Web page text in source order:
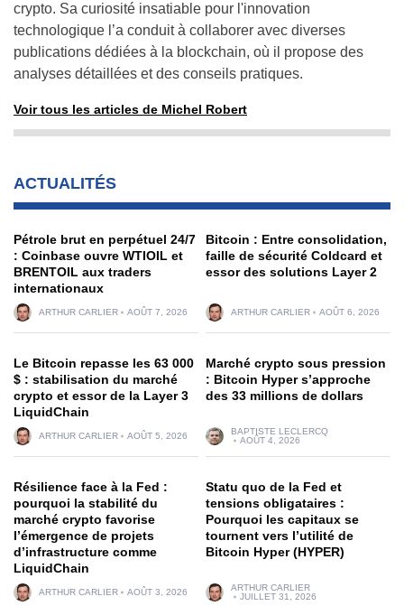
crypto. Sa curiosité insatiable pour l'innovation
technologique l’a conduit à collaborer avec diverses
publications dédiées à la blockchain, où il propose des
analyses détaillées et des conseils pratiques.
Voir tous les articles de Michel Robert
ACTUALITÉS
Pétrole brut en perpétuel 24/7
: Coinbase ouvre WTIOIL et
BRENTOIL aux traders
internationaux
ARTHUR CARLIER AOÛT 7, 2026
Bitcoin : Entre consolidation,
faille de sécurité Coldcard et
essor des solutions Layer 2
ARTHUR CARLIER AOÛT 6, 2026
Le Bitcoin repasse les 63 000
$ : stabilisation du marché
crypto et essor de la Layer 3
LiquidChain
ARTHUR CARLIER AOÛT 5, 2026
Marché crypto sous pression
: Bitcoin Hyper s’approche
des 33 millions de dollars
BAPTISTE LECLERCQ
AOÛT 4, 2026
Résilience face à la Fed :
pourquoi la stabilité du
marché crypto favorise
l’émergence de projets
d’infrastructure comme
LiquidChain
ARTHUR CARLIER AOÛT 3, 2026
Statu quo de la Fed et
tensions obligataires :
Pourquoi les capitaux se
tournent vers l’utilité de
Bitcoin Hyper (HYPER)
ARTHUR CARLIER
JUILLET 31, 2026